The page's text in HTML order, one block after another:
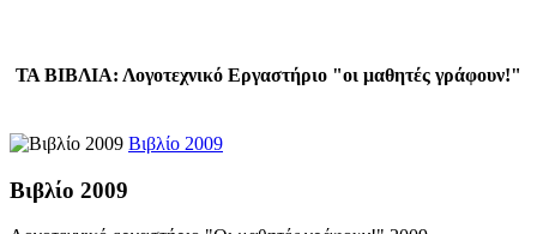
ΤΑ ΒΙΒΛΙΑ: Λογοτεχνικό Εργαστήριο "οι μαθητές γράφουν!"
Βιβλίο 2009
Βιβλίο 2009